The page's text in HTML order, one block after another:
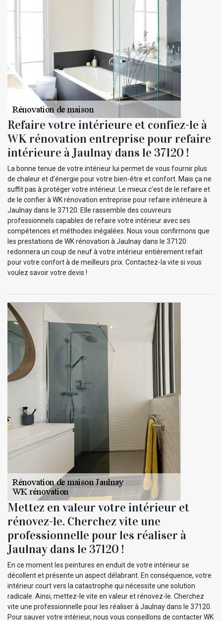
Refaire votre intérieure et confiez-le à
WK rénovation entreprise pour refaire
intérieure à Jaulnay dans le 37120 !
La bonne tenue de votre intérieur lui permet de vous fournir plus
de chaleur et d’énergie pour votre bien-être et confort. Mais ça ne
suffit pas à protéger votre intérieur. Le mieux c’est de le refaire et
de le confier à WK rénovation entreprise pour refaire intérieure à
Jaulnay dans le 37120. Elle rassemble des couvreurs
professionnels capables de refaire votre intérieur avec ses
compétences et méthodes inégalées. Nous vous confirmons que
les prestations de WK rénovation à Jaulnay dans le 37120
redonnera un coup de neuf à votre intérieur entièrement refait
pour votre confort à de meilleurs prix. Contactez-la vite si vous
voulez savoir votre devis !
Mettez en valeur votre intérieur et
rénovez-le. Cherchez vite une
professionnelle pour les réaliser à
Jaulnay dans le 37120 !
En ce moment les peintures en enduit de votre intérieur se
décollent et présente un aspect délabrant. En conséquence, votre
intérieur court vers la catastrophe qui nécessite une solution
radicale. Ainsi, mettez-le vite en valeur et rénovez-le. Cherchez
vite une professionnelle pour les réaliser à Jaulnay dans le 37120.
Pour sauver votre intérieur, nous vous conseillons de contacter WK